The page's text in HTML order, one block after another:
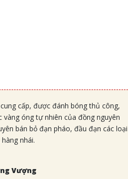
cấp, được đánh bóng thủ công,
óng tự nhiên của đồng nguyên
bán bỏ đạn pháo, đầu đạn các loại
nhái.
Vượng